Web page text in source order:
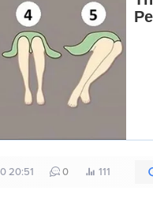
20:51 0 111